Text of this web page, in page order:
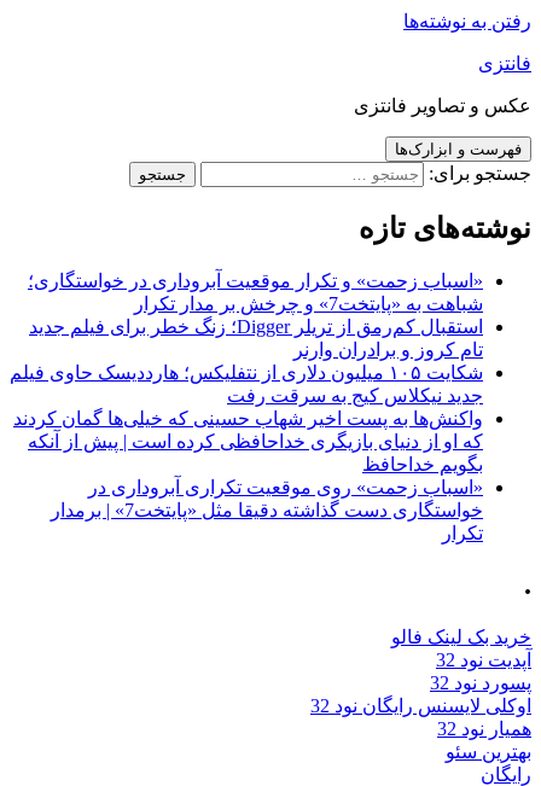
رفتن به نوشته‌ها
فانتزی
عکس و تصاویر فانتزی
فهرست و ابزارک‌ها
جستجو برای:
نوشته‌های تازه
«اسباب زحمت» و تکرار موقعیت آبروداری در خواستگاری؛
شباهت به «پایتخت7» و چرخش بر مدار تکرار
استقبال کم‌رمق از تریلر Digger؛ زنگ خطر برای فیلم جدید
تام کروز و برادران وارنر
شکایت ۱۰۵ میلیون دلاری از نتفلیکس؛ هارددیسک حاوی فیلم
جدید نیکلاس کیج به سرقت رفت
واکنش‌ها به پست اخیر شهاب حسینی که خیلی‌ها گمان کردند
که او از دنیای بازیگری خداحافظی کرده است | پیش از آنکه
بگویم خداحافظ
«اسباب زحمت» روی موقعیت تکراری آبروداری در
خواستگاری دست گذاشته دقیقا مثل «پایتخت7» | برمدار
تکرار
.
خرید بک لینک فالو
آپدیت نود 32
پسورد نود 32
اوکلی لایسنس رایگان نود 32
همیار نود 32
بهترین سئو
رایگان